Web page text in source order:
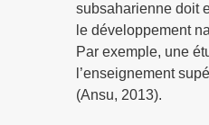
subsaharienne doit
le développement
Par exemple, une
l’enseignement
(Ansu, 2013).